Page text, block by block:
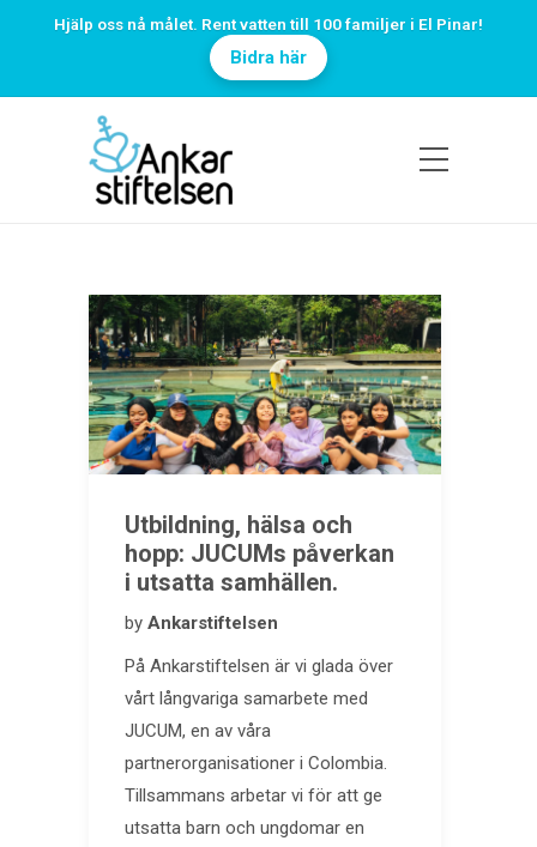
Hjälp oss nå målet. Rent vatten till 100 familjer i El Pinar!
Bidra här
Utbildning, hälsa och
hopp: JUCUMs påverkan
i utsatta samhällen.
by Ankarstiftelsen
På Ankarstiftelsen är vi glada över
vårt långvariga samarbete med
JUCUM, en av våra
partnerorganisationer i Colombia.
Tillsammans arbetar vi för att ge
utsatta barn och ungdomar en